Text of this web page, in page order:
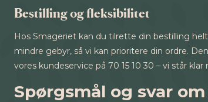
Bestilling og fleksibilitet
Hos Smageriet kan du tilrette din bestilling
mindre gebyr, så vi kan prioritere din ordre.
vores kundeservice på 70 15 10 30 – vi står
Spørgsmål og svar